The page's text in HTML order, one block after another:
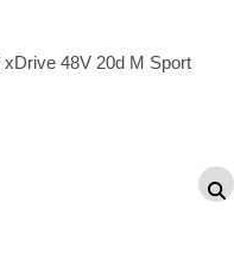
xDrive 48V 20d M Sport